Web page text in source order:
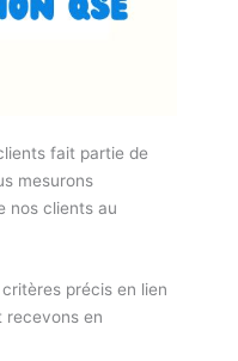
fait partie de
mesurons
nos clients au
précis en lien
en